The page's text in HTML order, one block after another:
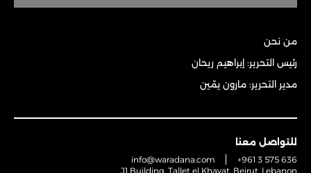
من نحن
رئيس التحرير: إبراهيم ريحان
مدير التحرير: مارون يمّين
للتواصل معنا
info@waradana.com
+961 3 575 636
J1 Building, Tallet el Khayat, Beirut, Lebanon